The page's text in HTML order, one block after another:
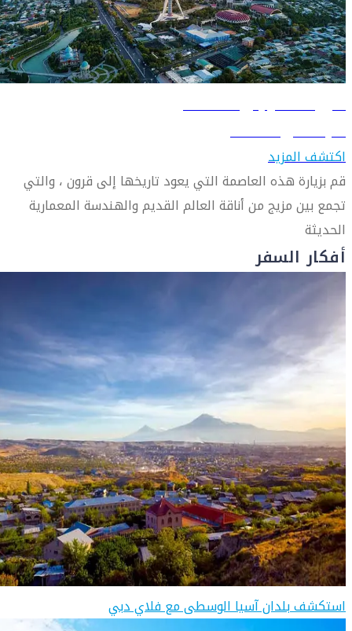
دليل السفر إلى طشقند
تعرّف على طشقند
اكتشف المزيد
قم بزيارة هذه العاصمة التي يعود تاريخها إلى قرون ، والتي
تجمع بين مزيج من أناقة العالم القديم والهندسة المعمارية
الحديثة
أفكار السفر
استكشف بلدان آسيا الوسطى مع فلاي دبي